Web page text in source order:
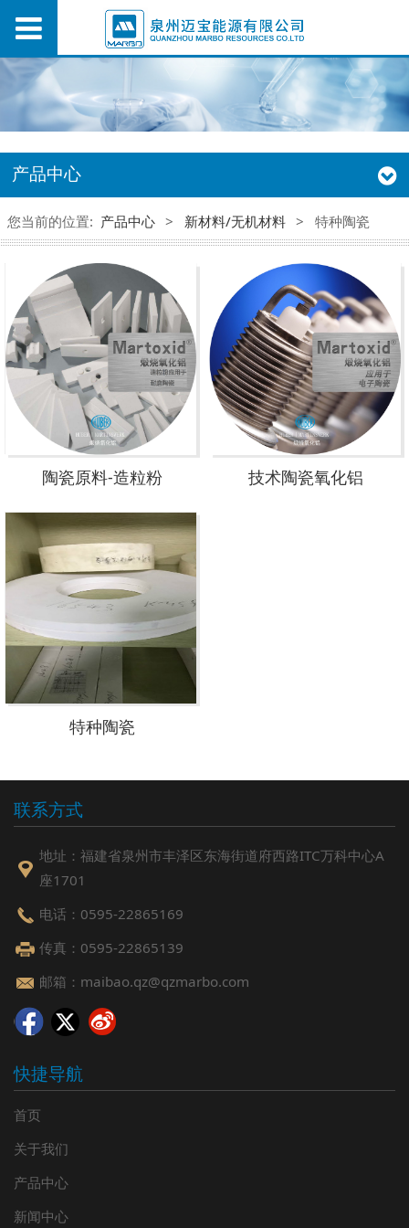
产品中心
您当前的位置: 产品中心 > 新材料/无机材料 > 特种陶瓷
陶瓷原料-造粒粉 技术陶瓷氧化铝
特种陶瓷
联系方式
地址：福建省泉州市丰泽区东海街道府西路ITC万科中心A
座1701
电话：0595-22865169
传真：0595-22865139
邮箱：maibao.qz@qzmarbo.com
快捷导航
首页
关于我们
产品中心
新闻中心